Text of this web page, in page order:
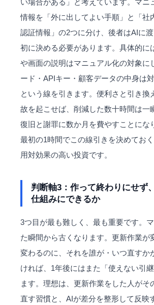
い場合がある」と考えています。マニ
情報を「外に出してよい手順」と「社
認証情報」の2つに分け、後者はAIに
初に決める必要があります。具体的に
や画面の説明はマニュアル化の対象に
ード・APIキー・顧客データの中身は対
という線を引きます。便利さと引き換
故を起こせば、削減した数十時間は一
復旧と謝罪に数か月を費やすことにな
最初の1時間でこの線引きを決めてお
用対効果の高い投資です。
判断軸3：作って終わりにせず
仕組みにできるか
3つ目が最も難しく、最も重要です。
た瞬間から古くなります。更新作業が
変わるのに、それを誰が・いつ直すか
ければ、1年後にはまた「使えない引
ます。理想は、更新作業をした人がそ
直す習慣と、AIが差分を整形して反映